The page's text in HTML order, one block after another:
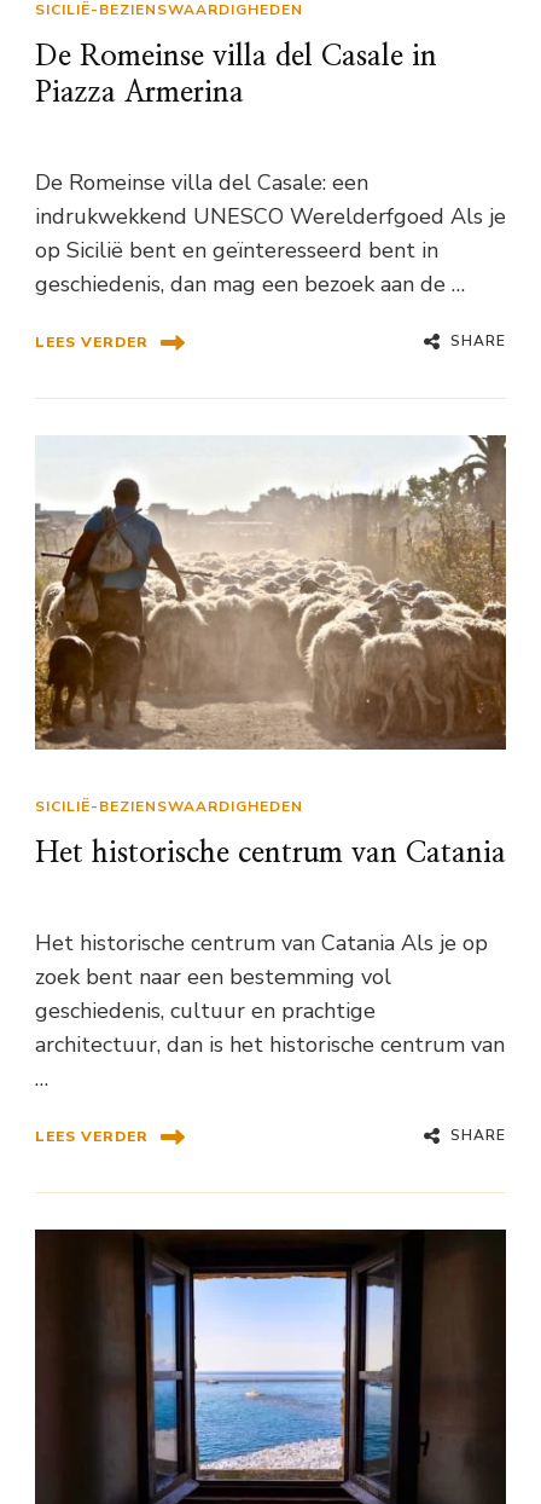
SICILIË-BEZIENSWAARDIGHEDEN
De Romeinse villa del Casale in
Piazza Armerina
De Romeinse villa del Casale: een
indrukwekkend UNESCO Werelderfgoed Als je
op Sicilië bent en geïnteresseerd bent in
geschiedenis, dan mag een bezoek aan de …
LEES VERDER SHARE
SICILIË-BEZIENSWAARDIGHEDEN
Het historische centrum van Catania
Het historische centrum van Catania Als je op
zoek bent naar een bestemming vol
geschiedenis, cultuur en prachtige
architectuur, dan is het historische centrum van
…
LEES VERDER SHARE